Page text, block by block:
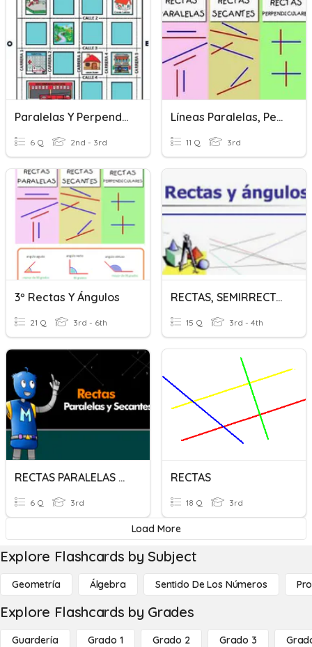
Paralelas Y Perpendiculares
6 Q 2nd - 3rd
Líneas Paralelas, Perpendiculares Y Secantes.
11 Q 3rd
3º Rectas Y Ángulos
21 Q 3rd - 6th
RECTAS, SEMIRRECTAS, SEGMENTOS, ÁNGULOS...
15 Q 3rd - 4th
RECTAS PARALELAS Y SECANTES
6 Q 3rd
RECTAS
18 Q 3rd
Load More
Explore Flashcards by Subject
Geometría Álgebra Sentido De Los Números
Explore Flashcards by Grades
Guardería Grado 1 Grado 2 Grado 3